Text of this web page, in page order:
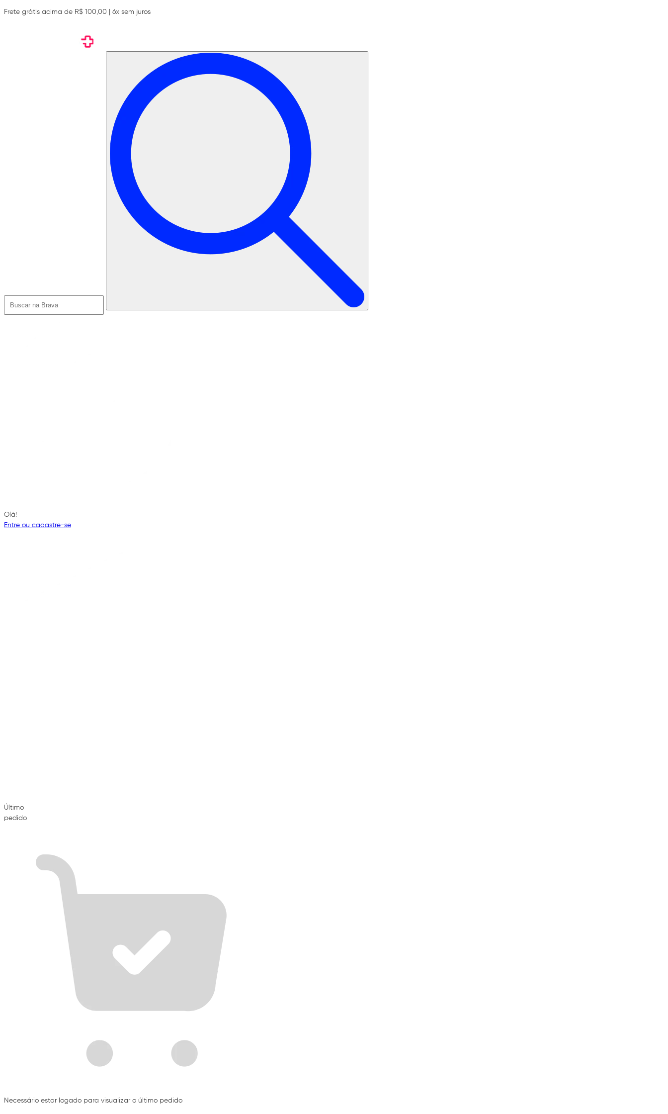
Frete grátis acima de R$ 100,00 | 6x sem juros
Olá!
Entre ou cadastre-se
Último
pedido
Necessário estar logado para visualizar o último pedido